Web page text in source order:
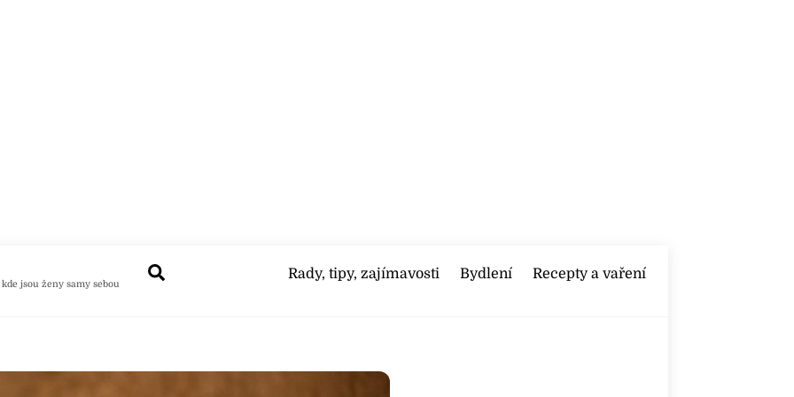
kde jsou ženy samy sebou
Rady, tipy, zajímavosti Bydlení Recepty a vaření